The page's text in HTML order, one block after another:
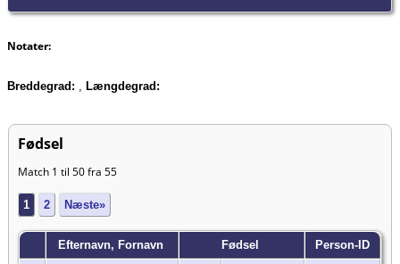
Notater:
Breddegrad: , Længdegrad:
Fødsel
Match 1 til 50 fra 55
1 2 Næste»
Efternavn, Fornavn Fødsel Person-ID